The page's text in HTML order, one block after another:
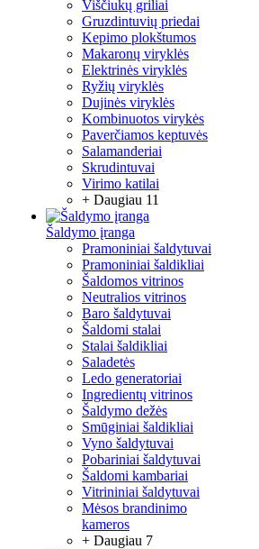
Viščiukų griliai
Gruzdintuvių priedai
Kepimo plokštumos
Makaronų viryklės
Elektrinės viryklės
Ryžių viryklės
Dujinės viryklės
Kombinuotos virykės
Paverčiamos keptuvės
Salamanderiai
Skrudintuvai
Virimo katilai
+ Daugiau 11
Šaldymo įranga
Pramoniniai šaldytuvai
Pramoniniai šaldikliai
Šaldomos vitrinos
Neutralios vitrinos
Baro šaldytuvai
Šaldomi stalai
Stalai šaldikliai
Saladetės
Ledo generatoriai
Ingredientų vitrinos
Šaldymo dežės
Smūginiai šaldikliai
Vyno šaldytuvai
Pobariniai šaldytuvai
Šaldomi kambariai
Vitrininiai šaldytuvai
Mėsos brandinimo
kameros
+ Daugiau 7